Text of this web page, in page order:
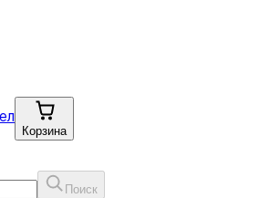
Корзина
Поиск